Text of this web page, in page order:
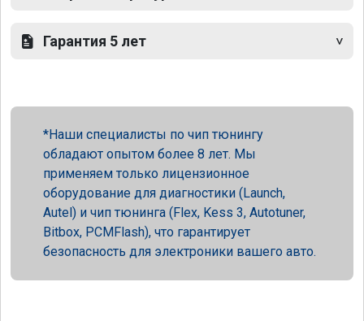
Гарантия 5 лет
Наши специалисты по чип тюнингу
обладают опытом более 8 лет. Мы
применяем только лицензионное
оборудование для диагностики (Launch,
Autel) и чип тюнинга (Flex, Kess 3, Autotuner,
Bitbox, PCMFlash), что гарантирует
безопасность для электроники вашего авто.